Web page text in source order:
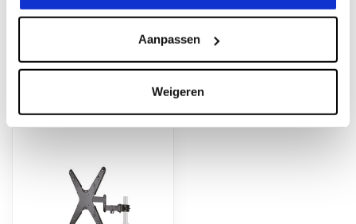
Aanpassen
Weigeren
info@neomounts24.nlof+31 368487320. We
helpen u graag !